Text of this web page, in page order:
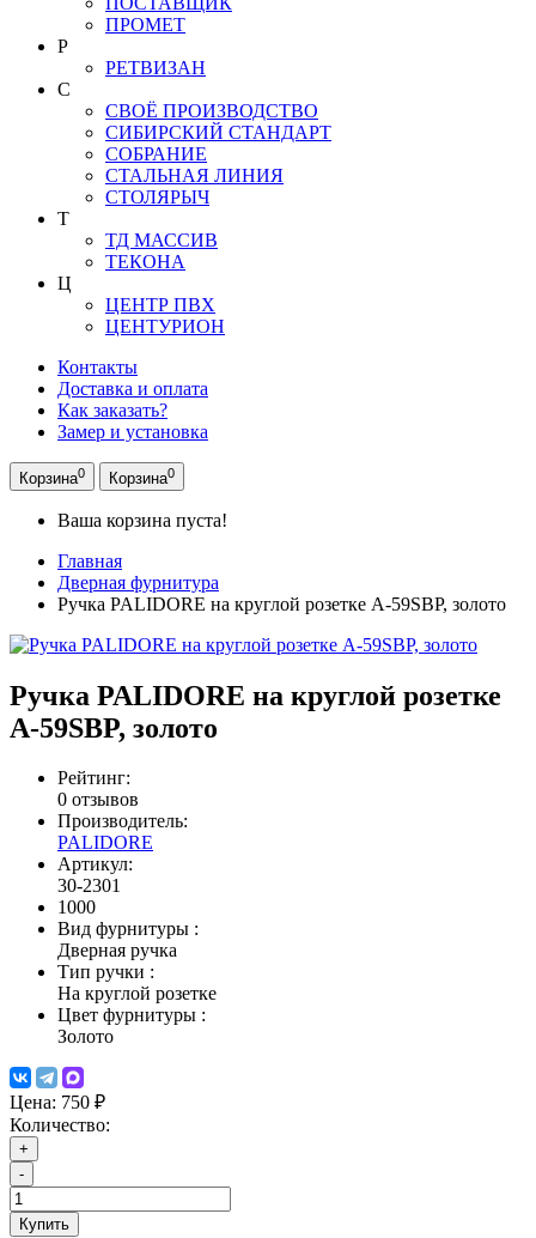
ПРОМЕТ
Р
РЕТВИЗАН
С
СВОЁ ПРОИЗВОДСТВО
СИБИРСКИЙ СТАНДАРТ
СОБРАНИЕ
СТАЛЬНАЯ ЛИНИЯ
СТОЛЯРЫЧ
Т
ТД МАССИВ
ТЕКОНА
Ц
ЦЕНТР ПВХ
ЦЕНТУРИОН
Контакты
Доставка и оплата
Как заказать?
Замер и установка
Корзина0 Корзина0
Ваша корзина пуста!
Главная
Дверная фурнитура
Ручка PALIDORE на круглой розетке A-59SBP, золото
Ручка PALIDORE на круглой розетке
A-59SBP, золото
Рейтинг:
0 отзывов
Производитель:
PALIDORE
Артикул:
30-2301
1000
Вид фурнитуры :
Дверная ручка
Тип ручки :
На круглой розетке
Цвет фурнитуры :
Золото
Цена: 750 ₽
Количество:
+
-
Купить